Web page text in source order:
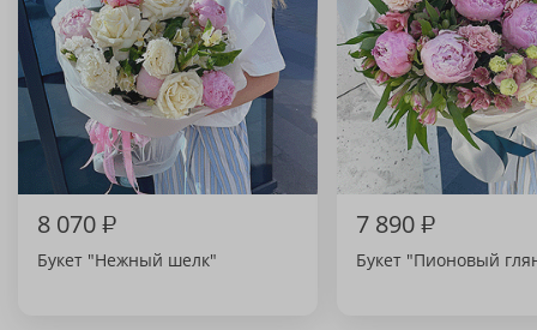
8 070₽
Букет "Нежный шелк"
7 890₽
Букет "Пионовый